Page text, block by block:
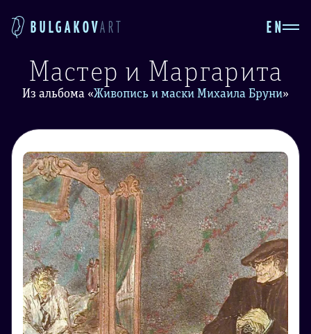
BULGAKOVART EN
Мастер и Маргарита
Из альбома «Живопись и маски Михаила Бруни»